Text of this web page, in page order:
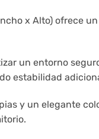
x Alto) ofrece
un entorno
estabilidad
y un elegante